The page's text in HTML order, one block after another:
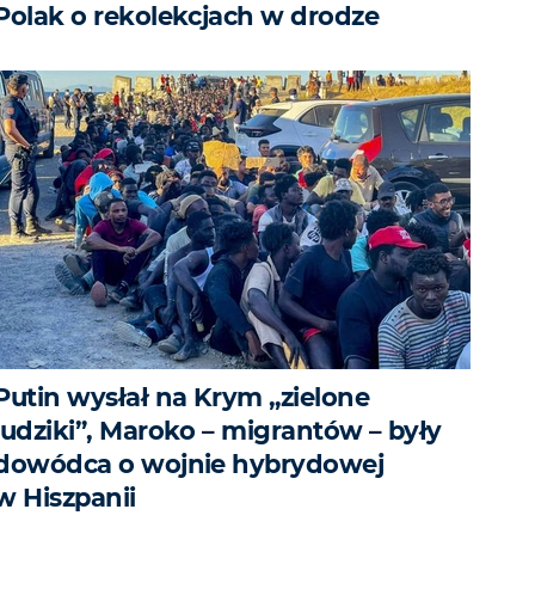
o rekolekcjach w drodze
wysłał na Krym „zielone
Maroko – migrantów – były
o wojnie hybrydowej
Hiszpanii